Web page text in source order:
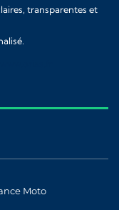
transparentes et
Moto